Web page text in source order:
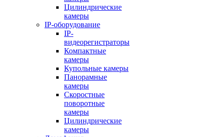
Цилиндрические
камеры
IP-оборудование
IP-
видеорегистраторы
Компактные
камеры
Купольные камеры
Панорамные
камеры
Скоростные
поворотные
камеры
Цилиндрические
камеры